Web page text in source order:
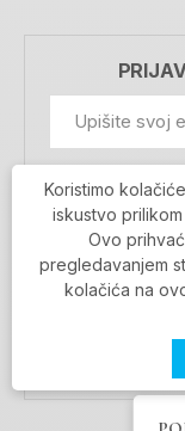
Prihvaćam
podataka i
newslettera
Koristimo
iskustvo
Ovo
pregledavanjem
kolačića na